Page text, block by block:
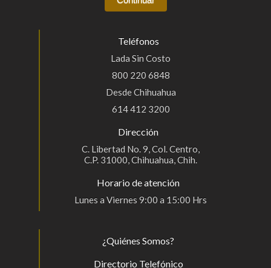
Teléfonos
Lada Sin Costo
800 220 6848
Desde Chihuahua
614 412 3200
Dirección
C. Libertad No. 9, Col. Centro,
C.P. 31000, Chihuahua, Chih.
Horario de atención
Lunes a Viernes 9:00 a 15:00 Hrs
¿Quiénes Somos?
Directorio Telefónico